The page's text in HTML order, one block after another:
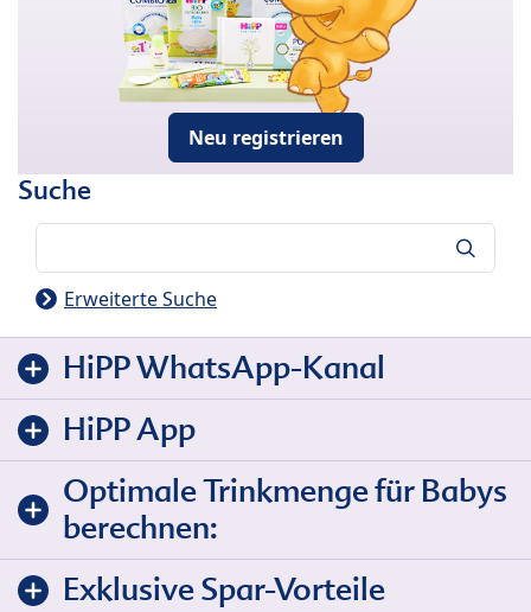
Neu registrieren
Suche
Erweiterte Suche
HiPP WhatsApp-Kanal
HiPP App
Optimale Trinkmenge für Babys
berechnen:
Exklusive Spar-Vorteile